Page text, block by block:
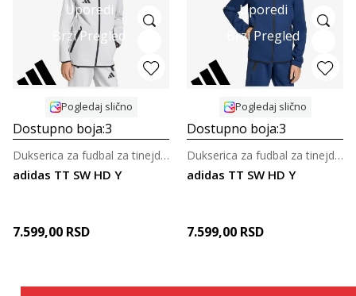
Uporedi
Brzi Pregled
Pogledaj slično
Dostupno boja:3
adidas TT SW HD Y
Dukserica za fudbal za tinejdžere
7.599,00 RSD
Uporedi
Brzi Pregled
Pogledaj slično
Dostupno boja:3
adidas TT SW HD Y
Dukserica za fudbal za tinejdžere
7.599,00 RSD